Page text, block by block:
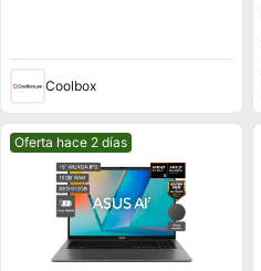
Coolbox
Mejor precio.
Oferta hace 2 días